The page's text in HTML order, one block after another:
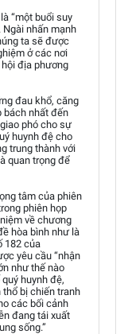
“một buổi suy
nhấn mạnh
ta sẽ được
ở các nơi
địa phương
đau khổ, căng
bách nhất đến
phó cho sự
huynh đệ cho
trung thành với
quan trọng để
tâm của phiên
phiên họp
về chương
hòa bình như là
182 của
yêu cầu “nhận
như thế nào
huynh đệ,
bị chiến tranh
các bối cảnh
đang tái xuất
sống.”